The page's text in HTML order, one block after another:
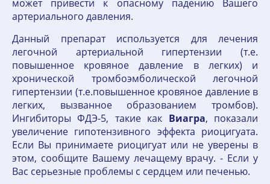
может привести к опасному падению Вашего
артериального давления.
Данный препарат используется для лечения
легочной артериальной гипертензии (т.е.
повышенное кровяное давление в легких) и
хронической тромбоэмболической легочной
гипертензии (т.е.повышенное кровяное давление в
легких, вызванное образованием тромбов).
Ингибиторы ФДЭ-5, такие как Виагра, показали
увеличение гипотензивного эффекта риоцигуата.
Если Вы принимаете риоцигуат или не уверены в
этом, сообщите Вашему лечащему врачу. - Если у
Вас серьезные проблемы с сердцем или печенью.